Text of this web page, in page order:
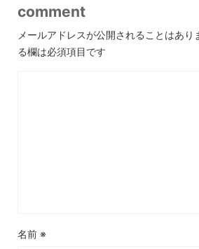
comment
メールアドレスが公開されることはあり
る欄は必須項目です
名前 ※